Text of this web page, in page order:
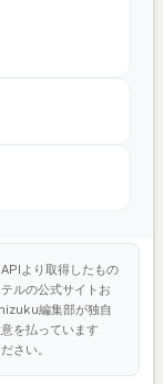
より取得したもの
ルの公式サイトお
編集部が独自
を払っています
さい。